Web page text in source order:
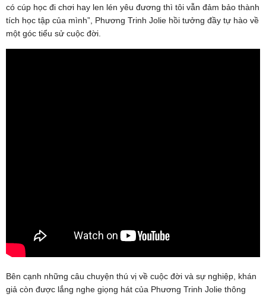
có cúp học đi chơi hay len lén yêu đương thì tôi vẫn đảm bảo thành
tích học tập của mình”, Phương Trinh Jolie hồi tưởng đầy tự hào về
một góc tiểu sử cuộc đời.
Bên cạnh những câu chuyện thú vị về cuộc đời và sự nghiệp, khán
giả còn được lắng nghe giọng hát của Phương Trinh Jolie thông